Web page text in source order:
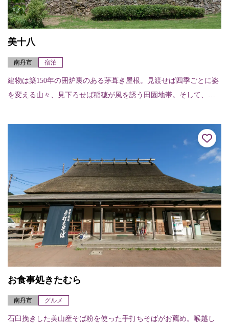
美十八
南丹市 宿泊
建物は築150年の囲炉裏のある茅葺き屋根。見渡せば四季ごとに姿
を変える山々、見下ろせば稲穂が風を誘う田園地帯。そして、見
美十八は、宿泊す...
お食事処きたむら
南丹市 グルメ
石臼挽きした美山産そば粉を使った手打ちそばがお薦め。喉越し